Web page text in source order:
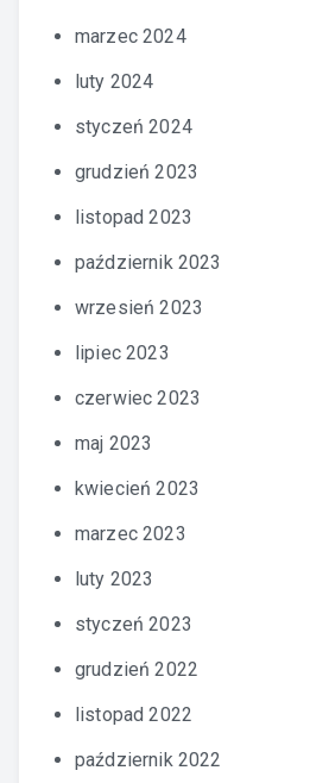
marzec 2024
luty 2024
styczeń 2024
grudzień 2023
listopad 2023
październik 2023
wrzesień 2023
lipiec 2023
czerwiec 2023
maj 2023
kwiecień 2023
marzec 2023
luty 2023
styczeń 2023
grudzień 2022
listopad 2022
październik 2022